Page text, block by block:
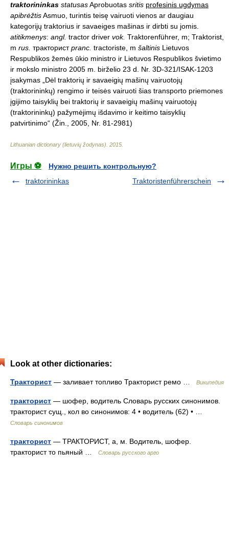
traktorininkas statusasAprobuotas sritis profesinis ugdymas
apibrėžtisAsmuo, turintis teisę vairuoti vienos ar daugiau
kategorijų traktorius ir savaeiges mašinas ir dirbti su jomis.
atitikmenys: angl. tractor driver vok. Traktorenführer, m; Traktorist,
m rus. трактористpranc. tractoriste, m šaltinis Lietuvos
Respublikos žemės ūkio ministro ir Lietuvos Respublikos švietimo
ir mokslo ministro 2005 m. birželio 23 d. Nr. 3D-321/ISAK-1203
įsakymas „Dėl traktorių ir savaeigių mašinų vairuotojų
(traktorininkų) rengimo ir teisės vairuoti šias transporto priemones
įgijimo taisyklių bei traktorių ir savaeigių mašinų vairuotojų
(traktorininkų) pažymėjimų išdavimo ir keitimo taisyklių
patvirtinimo“ (Žin., 2005, Nr. 81-2981)
Lithuanian dictionary (lietuvių žodynas) 2015
Игры ⚽
Нужно решить контрольную?
traktorininkas
Traktoristenführerschein
Look at other dictionaries:
Тракторист — заливает топливо Тракторист ремо … Википедия
тракторист — шофер, водитель Словарь русских синонимов.
тракторист сущ., кол во синонимов: 4 • водитель (62) • …
Словарь синонимов
тракторист — ТРАКТОРИСТ, а, м. Водитель, шофер.
тракторист то пьяный …
Словарь русского арго